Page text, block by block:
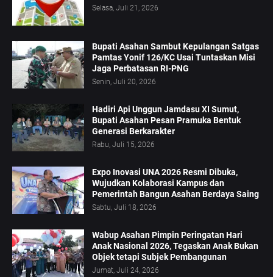
Selasa, Juli 21, 2026
Bupati Asahan Sambut Kepulangan Satgas
Pamtas Yonif 126/KC Usai Tuntaskan Misi
Jaga Perbatasan RI-PNG
Senin, Juli 20, 2026
Hadiri Api Unggun Jamdasu XI Sumut,
Bupati Asahan Pesan Pramuka Bentuk
Generasi Berkarakter
Rabu, Juli 15, 2026
Expo Inovasi UNA 2026 Resmi Dibuka,
Wujudkan Kolaborasi Kampus dan
Pemerintah Bangun Asahan Berdaya Saing
Sabtu, Juli 18, 2026
Wabup Asahan Pimpin Peringatan Hari
Anak Nasional 2026, Tegaskan Anak Bukan
Objek tetapi Subjek Pembangunan
Jumat, Juli 24, 2026